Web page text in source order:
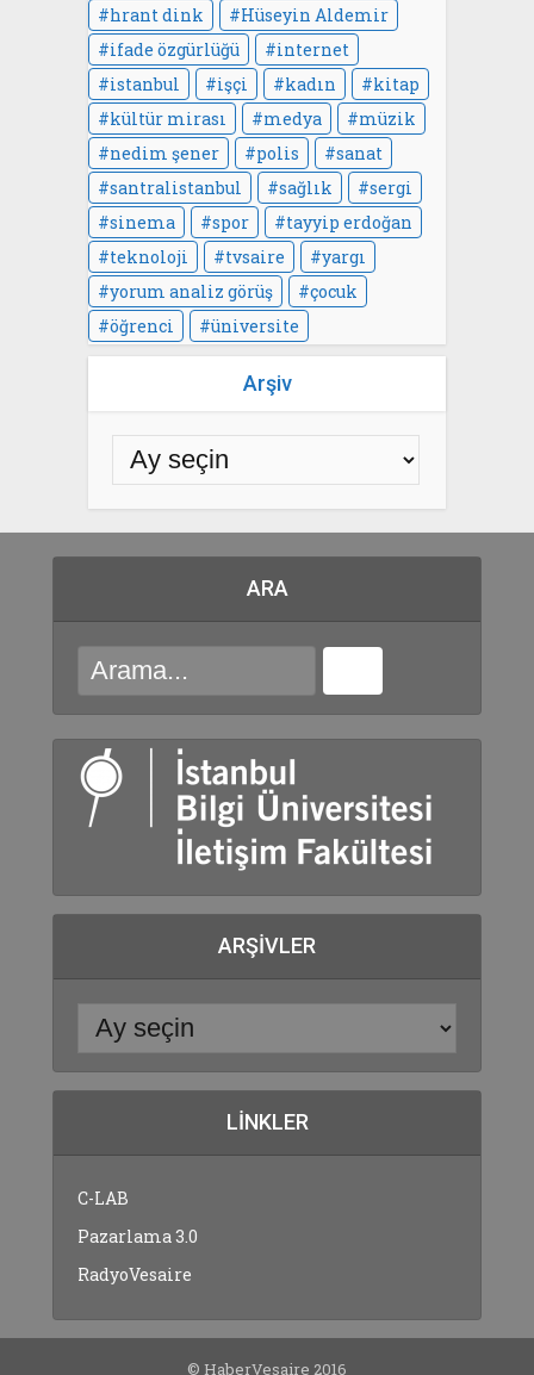
hrant dink
Hüseyin Aldemir
ifade özgürlüğü
internet
istanbul
işçi kadın
kitap
kültür mirası
medya
müzik
nedim şener
polis
sanat
santralistanbul
sağlık
sergi
sinema
spor
tayyip erdoğan
teknoloji
tvsaire
yargı
yorum analiz görüş
çocuk
öğrenci
üniversite
Arşiv
ARA
ARŞIVLER
LINKLER
C-LAB
Pazarlama 3.0
RadyoVesaire
© HaberVesaire 2016